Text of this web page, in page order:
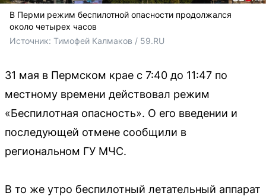
В Перми режим беспилотной опасности продолжался
около четырех часов
Источник: Тимофей Калмаков / 59.RU
31 мая в Пермском крае с 7:40 до 11:47 по
местному времени действовал режим
«Беспилотная опасность». О его введении и
последующей отмене сообщили в
региональном ГУ МЧС.
В то же утро беспилотный летательный аппарат